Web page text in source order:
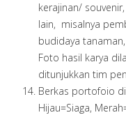
kerajinan/
lain, misalnya
budidaya
Foto hasil karya
ditunjukkan tim
Berkas portofoio
Hijau=Siaga,